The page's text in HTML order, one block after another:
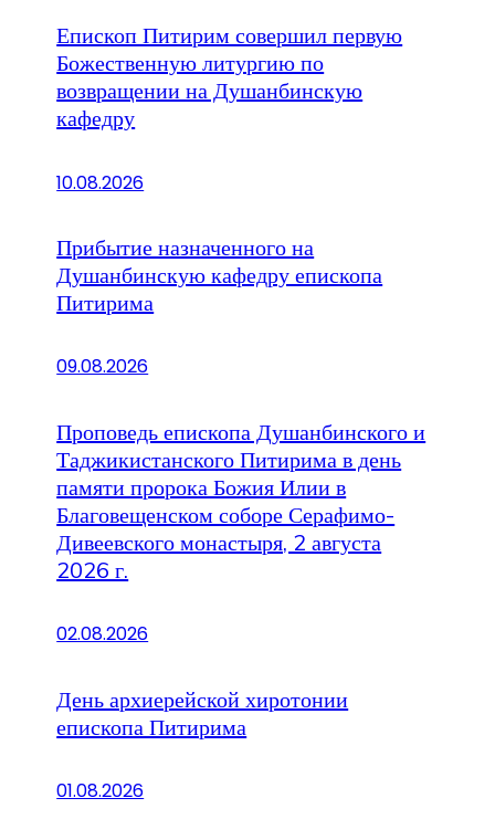
Епископ Питирим совершил первую
Божественную литургию по
возвращении на Душанбинскую
кафедру
10.08.2026
Прибытие назначенного на
Душанбинскую кафедру епископа
Питирима
09.08.2026
Проповедь епископа Душанбинского и
Таджикистанского Питирима в день
памяти пророка Божия Илии в
Благовещенском соборе Серафимо-
Дивеевского монастыря, 2 августа
2026 г.
02.08.2026
День архиерейской хиротонии
епископа Питирима
01.08.2026